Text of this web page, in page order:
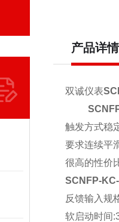
产品详情
双诚仪表
触发方式稳
要求连续平
很高的性价
SCNFP-
反馈输入规
软启动时间